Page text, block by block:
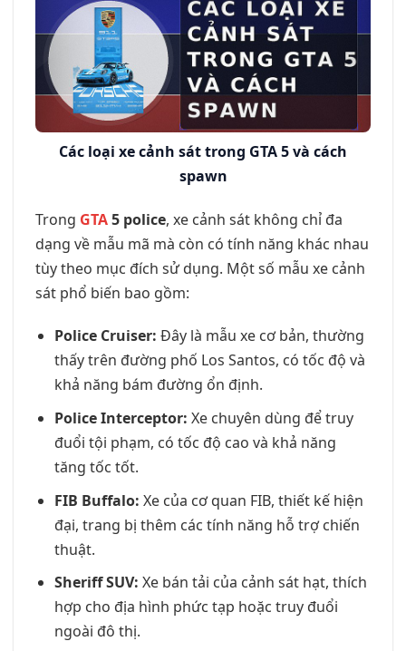
Các loại xe cảnh sát trong GTA 5 và cách
spawn
Trong GTA5 police, xe cảnh sát không chỉ đa
dạng về mẫu mã mà còn có tính năng khác nhau
tùy theo mục đích sử dụng. Một số mẫu xe cảnh
sát phổ biến bao gồm:
Police Cruiser: Đây là mẫu xe cơ bản, thường
thấy trên đường phố Los Santos, có tốc độ và
khả năng bám đường ổn định.
Police Interceptor: Xe chuyên dùng để truy
đuổi tội phạm, có tốc độ cao và khả năng
tăng tốc tốt.
FIB Buffalo: Xe của cơ quan FIB, thiết kế hiện
đại, trang bị thêm các tính năng hỗ trợ chiến
thuật.
Sheriff SUV: Xe bán tải của cảnh sát hạt, thích
hợp cho địa hình phức tạp hoặc truy đuổi
ngoài đô thị.